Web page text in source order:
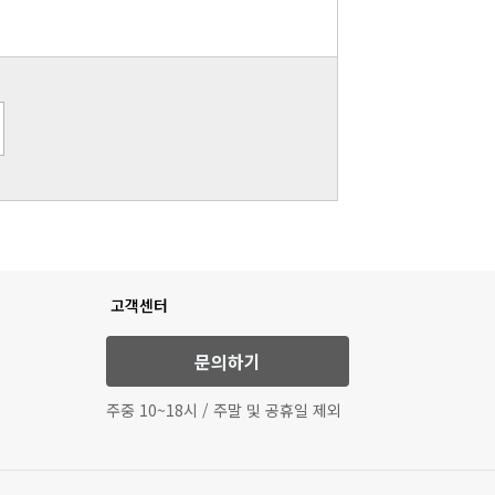
고객센터
문의하기
주중 10~18시 / 주말 및 공휴일 제외